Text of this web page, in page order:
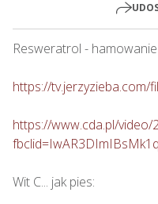
Resweratrol -
https://tv.jerzyzieba.com/
https://www.cda.pl/video/
Wit C... jak pies: